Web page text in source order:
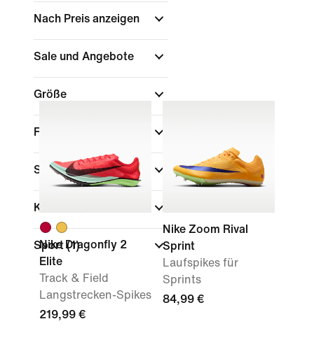
Nach Preis anzeigen
Sale und Angebote
Größe
Farbe
Schuhhöhe
Kollektionen
Sport (1)
Nike Dragonfly 2
Elite
Track & Field
Langstrecken-Spikes
219,99 €
Nike Zoom Rival
Sprint
Laufspikes für
Sprints
84,99 €